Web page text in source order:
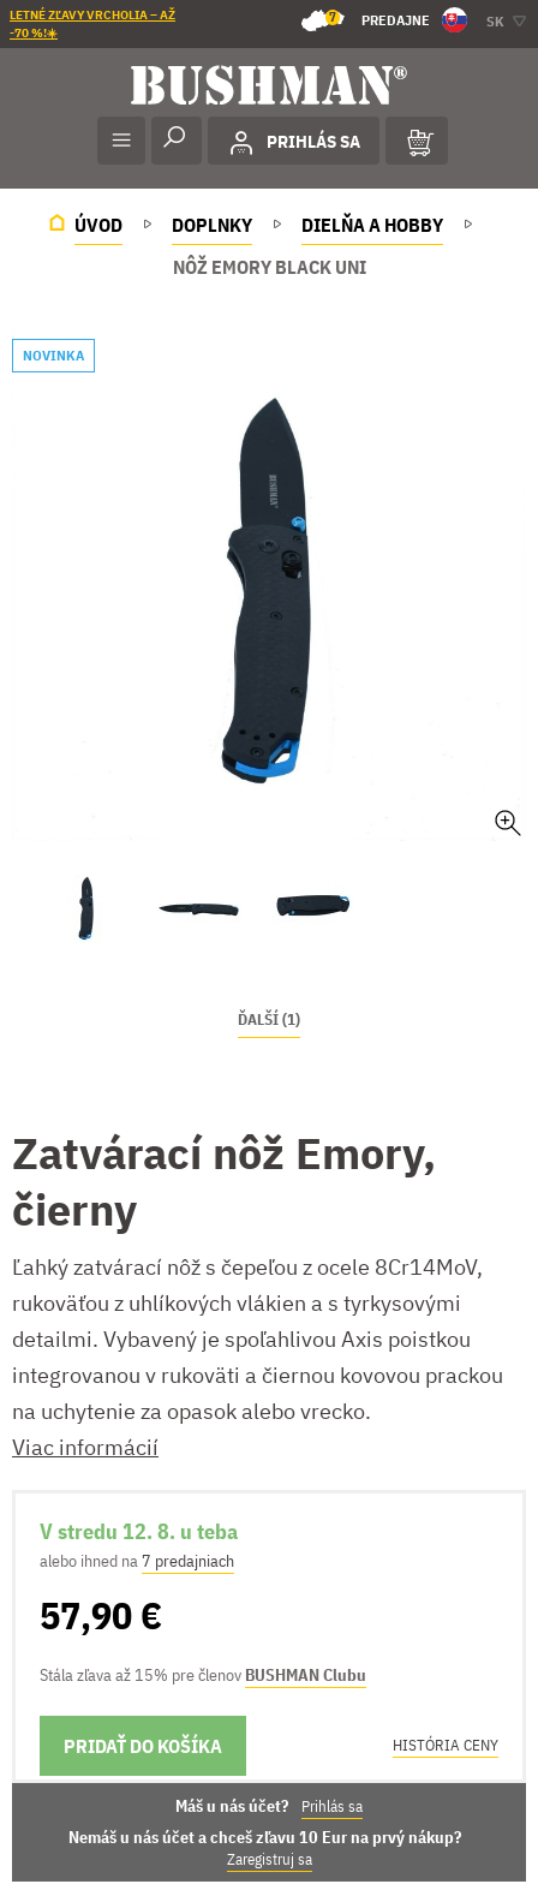
LETNÉ ZĽAVY VRCHOLIA – AŽ
-70 %!☀️
7 PREDAJNE SK
PRIHLÁS SA
ÚVOD DOPLNKY
DIELŇA A HOBBY
NÔŽ EMORY BLACK UNI
NOVINKA
ĎALŠÍ (1)
Zatvárací nôž Emory,
čierny
Ľahký zatvárací nôž s čepeľou z ocele 8Cr14MoV,
rukoväťou z uhlíkových vlákien a s tyrkysovými
detailmi. Vybavený je spoľahlivou Axis poistkou
integrovanou v rukoväti a čiernou kovovou prackou
na uchytenie za opasok alebo vrecko.
Viac informácií
V stredu 12. 8. u teba
alebo ihned na7 predajniach
57,90 €
Stála zľava až 15% pre členov BUSHMAN Clubu
PRIDAŤ DO KOŠÍKA
MOŽNOSTI DORUČENIA HISTÓRIA CENY
Máš u nás účet? Prihlás sa
Nemáš u nás účet a chceš zľavu 10 Eur na prvý nákup?
Zaregistruj sa